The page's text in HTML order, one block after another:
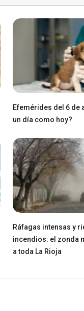
Efemérides del 6 de
un día como hoy?
Ráfagas intensas y
incendios: el zonda
a toda La Rioja